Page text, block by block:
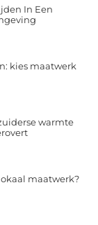
In Een
kies maatwerk
warmte
maatwerk?